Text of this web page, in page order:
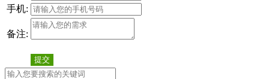
手机:
备注:
提交